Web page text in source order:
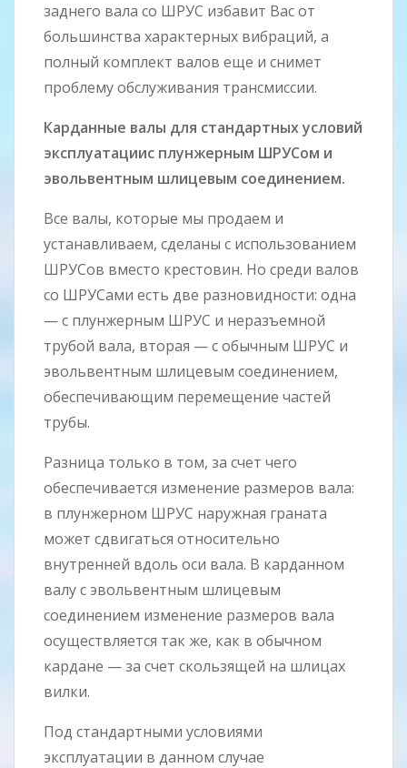
заднего вала со ШРУС избавит Вас от
большинства характерных вибраций, а
полный комплект валов еще и снимет
проблему обслуживания трансмиссии.
Карданные валы для стандартных условий
эксплуатациис плунжерным ШРУСом и
эвольвентным шлицевым соединением.
Все валы, которые мы продаем и
устанавливаем, сделаны с использованием
ШРУСов вместо крестовин. Но среди валов
со ШРУСами есть две разновидности: одна
— с плунжерным ШРУС и неразъемной
трубой вала, вторая — с обычным ШРУС и
эвольвентным шлицевым соединением,
обеспечивающим перемещение частей
трубы.
Разница только в том, за счет чего
обеспечивается изменение размеров вала:
в плунжерном ШРУС наружная граната
может сдвигаться относительно
внутренней вдоль оси вала. В карданном
валу с эвольвентным шлицевым
соединением изменение размеров вала
осуществляется так же, как в обычном
кардане — за счет скользящей на шлицах
вилки.
Под стандартными условиями
эксплуатации в данном случае